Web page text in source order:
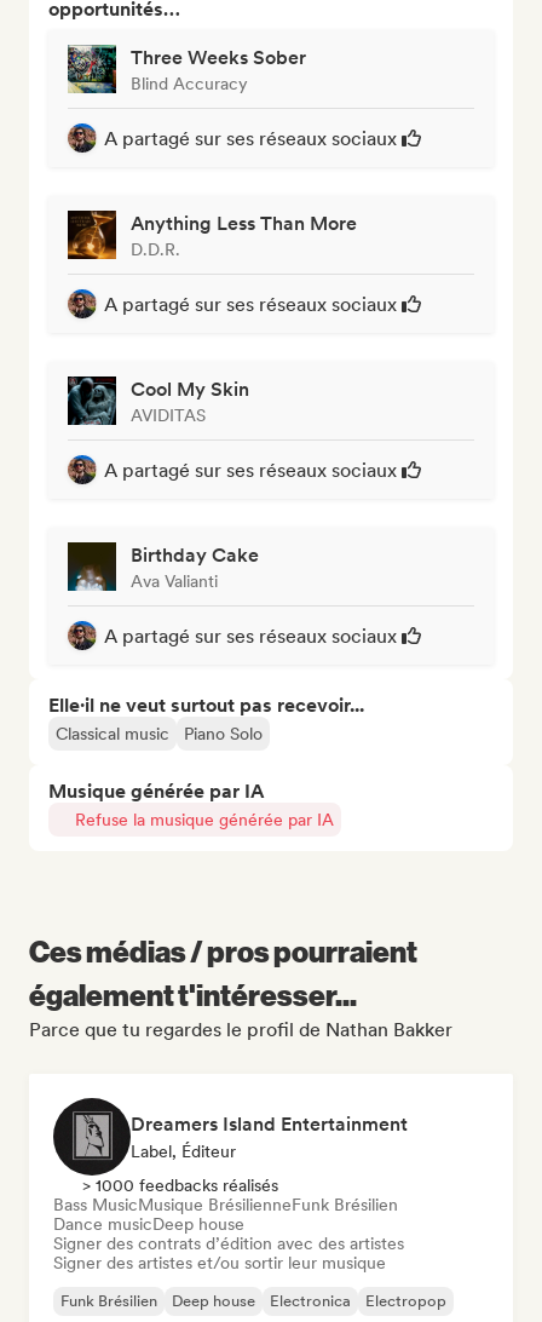
opportunités…
Three Weeks Sober
Blind Accuracy
A partagé sur ses réseaux sociaux
Anything Less Than More
D.D.R.
A partagé sur ses réseaux sociaux
Cool My Skin
AVIDITAS
A partagé sur ses réseaux sociaux
Birthday Cake
Ava Valianti
A partagé sur ses réseaux sociaux
Elle·il ne veut surtout pas recevoir...
Classical music Piano Solo
Musique générée par IA
Refuse la musique générée par IA
Ces médias / pros pourraient
également t'intéresser...
Parce que tu regardes le profil de Nathan Bakker
Dreamers Island Entertainment
Label, Éditeur
> 1000 feedbacks réalisés
Bass MusicMusique BrésilienneFunk Brésilien
Dance musicDeep house
Signer des contrats d’édition avec des artistes
Signer des artistes et/ou sortir leur musique
Funk Brésilien Deep house Electronica Electropop